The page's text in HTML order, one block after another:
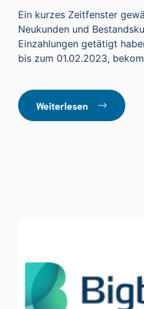
Ein kurzes Zeitfenster
Neukunden und
Einzahlungen getätigt
bis zum 01.02.2023,
Weiterlesen